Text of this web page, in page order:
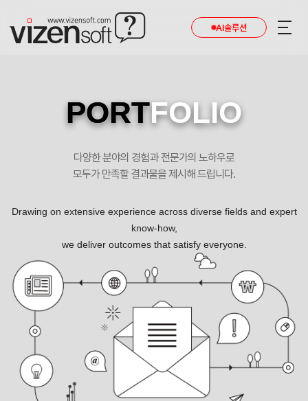
AI솔루션
고객과 인재의 삶을 풍요롭게하는 회사 포트폴리오
PORTFOLIO
다양한 분야의 경험과 전문가의 노하우로
모두가 만족할 결과물을 제시해 드립니다.
Drawing on extensive experience across diverse fields and expert
know-how,
we deliver outcomes that satisfy everyone.